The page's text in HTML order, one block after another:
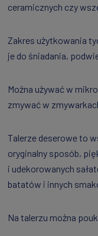
ceramicznych czy
Zakres użytkowania
je do śniadania,
Można używać w
zmywać w
Talerze deserowe to
oryginalny sposób,
i udekorowanych
batatów i innych
Na talerzu można